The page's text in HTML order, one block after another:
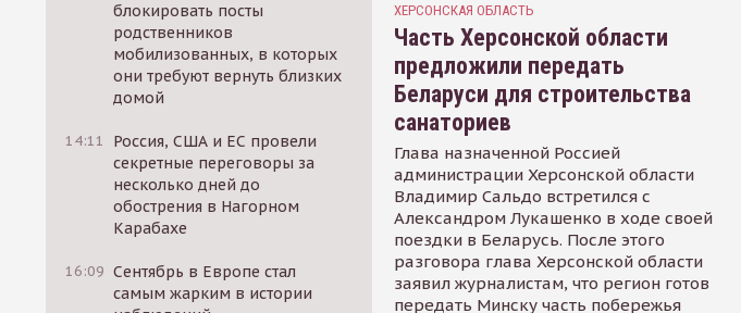
блокировать посты
родственников
мобилизованных, в которых
они требуют вернуть близких
домой
14:11
Россия, США и ЕС провели
секретные переговоры за
несколько дней до
обострения в Нагорном
Карабахе
16:09 Сентябрь в Европе стал
самым жарким в истории
ХЕРСОНСКАЯ ОБЛАСТЬ
Часть Херсонской области
предложили передать
Беларуси для строительства
санаториев
Глава назначенной Россией
администрации Херсонской области
Владимир Сальдо встретился с
Александром Лукашенко в ходе своей
поездки в Беларусь. После этого
разговора глава Херсонской области
заявил журналистам, что регион готов
передать Минску часть побережья